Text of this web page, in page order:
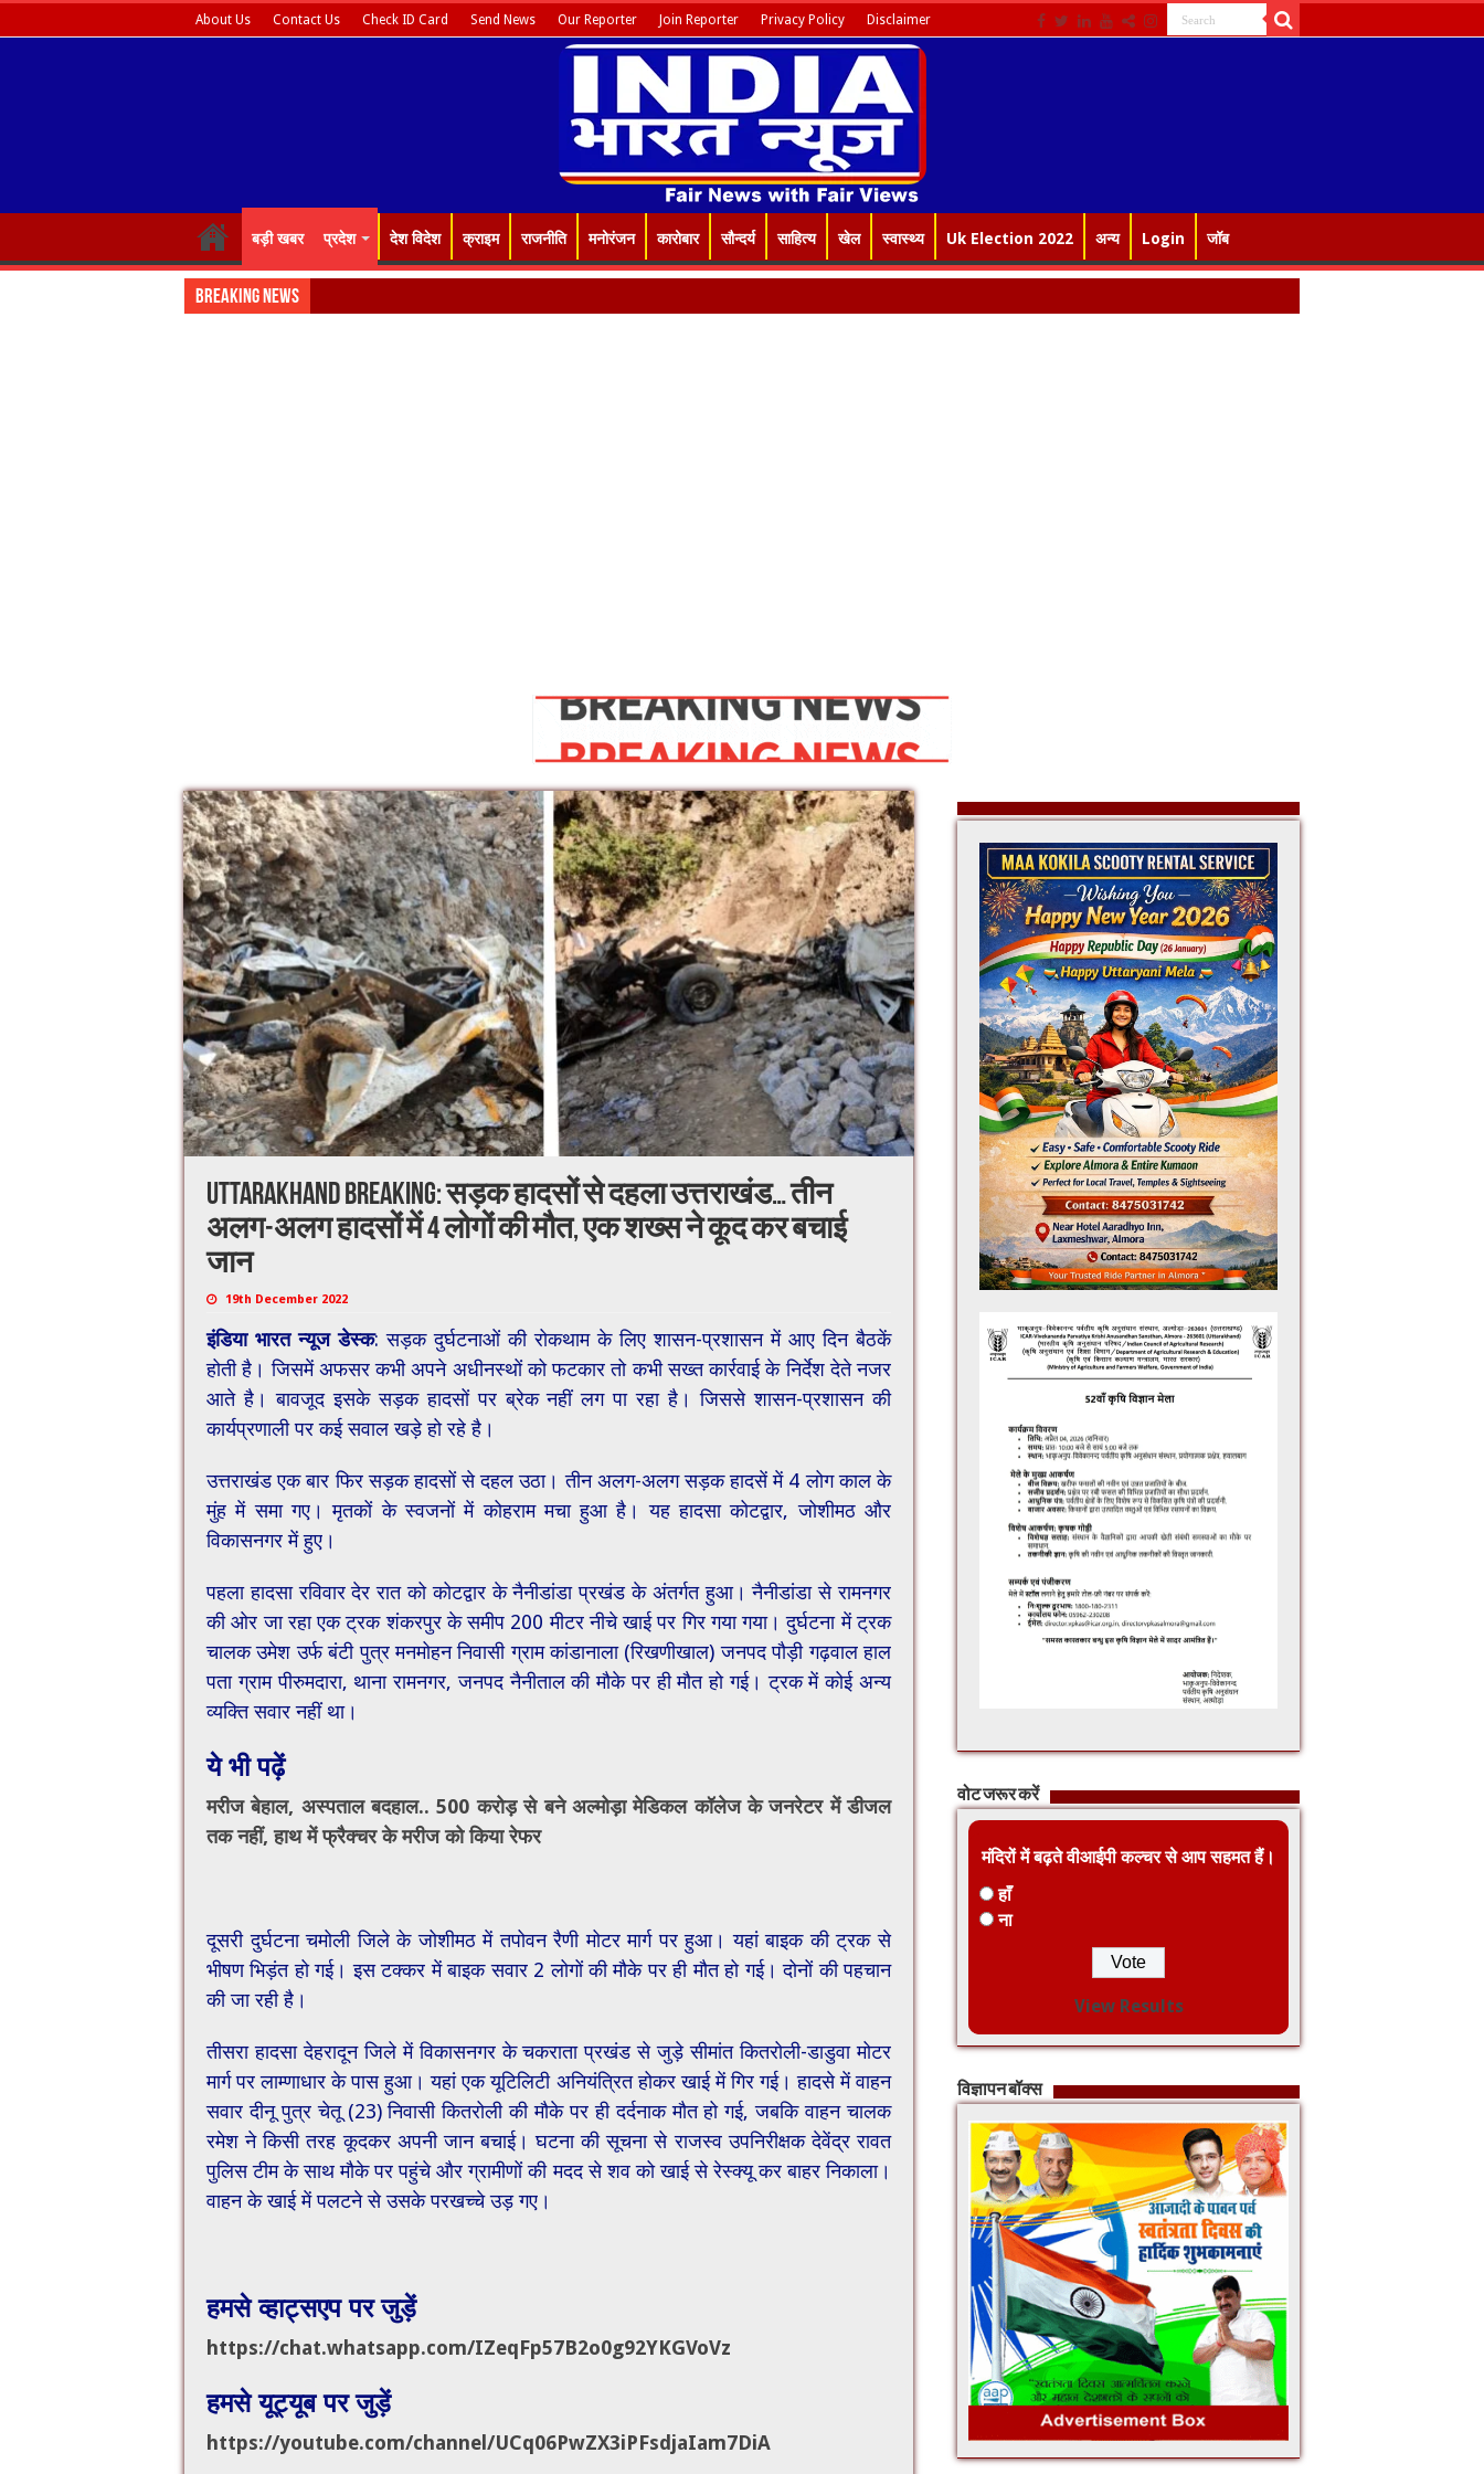
About Us Contact Us Check ID Card Send News Our Reporter Join Reporter Privacy Policy Disclaimer
बड़ी खबर प्रदेश देश विदेश क्राइम राजनीति मनोरंजन कारोबार सौन्दर्य साहित्य खेल स्वास्थ्य Uk Election 2022 अन्य Login जॉब
Breaking News
Uttarakhand Breaking: सड़क हादसों से दहला उत्तराखंड… तीन
अलग-अलग हादसों में 4 लोगों की मौत, एक शख्स ने कूद कर बचाई
जान
19th December 2022
इंडिया भारत न्यूज डेस्क: सड़क दुर्घटनाओं की रोकथाम के लिए शासन-प्रशासन में आए दिन बैठकें
होती है। जिसमें अफसर कभी अपने अधीनस्थों को फटकार तो कभी सख्त कार्रवाई के निर्देश देते नजर
आते है। बावजूद इसके सड़क हादसों पर ब्रेक नहीं लग पा रहा है। जिससे शासन-प्रशासन की
कार्यप्रणाली पर कई सवाल खड़े हो रहे है।
उत्तराखंड एक बार फिर सड़क हादसों से दहल उठा। तीन अलग-अलग सड़क हादसें में 4 लोग काल के
मुंह में समा गए। मृतकों के स्वजनों में कोहराम मचा हुआ है। यह हादसा कोटद्वार, जोशीमठ और
विकासनगर में हुए।
पहला हादसा रविवार देर रात को कोटद्वार के नैनीडांडा प्रखंड के अंतर्गत हुआ। नैनीडांडा से रामनगर
की ओर जा रहा एक ट्रक शंकरपुर के समीप 200 मीटर नीचे खाई पर गिर गया गया। दुर्घटना में ट्रक
चालक उमेश उर्फ बंटी पुत्र मनमोहन निवासी ग्राम कांडानाला (रिखणीखाल) जनपद पौड़ी गढ़वाल हाल
पता ग्राम पीरुमदारा, थाना रामनगर, जनपद नैनीताल की मौके पर ही मौत हो गई। ट्रक में कोई अन्य
व्यक्ति सवार नहीं था।
ये भी पढ़ें
मरीज बेहाल, अस्पताल बदहाल.. 500 करोड़ से बने अल्मोड़ा मेडिकल कॉलेज के जनरेटर में डीजल
तक नहीं, हाथ में फ्रैक्चर के मरीज को किया रेफर
दूसरी दुर्घटना चमोली जिले के जोशीमठ में तपोवन रैणी मोटर मार्ग पर हुआ। यहां बाइक की ट्रक से
भीषण भिड़ंत हो गई। इस टक्कर में बाइक सवार 2 लोगों की मौके पर ही मौत हो गई। दोनों की पहचान
की जा रही है।
तीसरा हादसा देहरादून जिले में विकासनगर के चकराता प्रखंड से जुड़े सीमांत कितरोली-डाडुवा मोटर
मार्ग पर लाम्णाधार के पास हुआ। यहां एक यूटिलिटी अनियंत्रित होकर खाई में गिर गई। हादसे में वाहन
सवार दीनू पुत्र चेतू (23) निवासी कितरोली की मौके पर ही दर्दनाक मौत हो गई, जबकि वाहन चालक
रमेश ने किसी तरह कूदकर अपनी जान बचाई। घटना की सूचना से राजस्व उपनिरीक्षक देवेंद्र रावत
पुलिस टीम के साथ मौके पर पहुंचे और ग्रामीणों की मदद से शव को खाई से रेस्क्यू कर बाहर निकाला।
वाहन के खाई में पलटने से उसके परखच्चे उड़ गए।
हमसे व्हाट्सएप पर जुड़ें
https://chat.whatsapp.com/IZeqFp57B2o0g92YKGVoVz
हमसे यूट्यूब पर जुड़ें
https://youtube.com/channel/UCq06PwZX3iPFsdjaIam7DiA
वोट जरूर करें
मंदिरों में बढ़ते वीआईपी कल्चर से आप सहमत हैं।
हाँ
ना
View Results
विज्ञापन बॉक्स